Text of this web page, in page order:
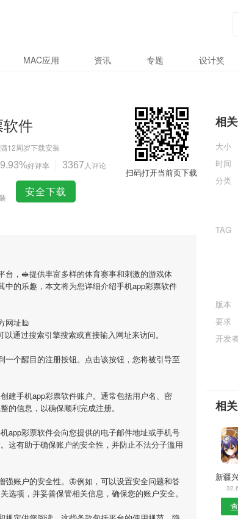
MAC应用 资讯 专题 设计奖
件
12周岁下载安装
好评率 3367 人评论
安全下载
扫码打开当前页下载
台，🥪提供丰富多样的体育赛事和刺激的游戏体
中的乐趣，本文将为您详细介绍手机app彩票软件
网址🕌
通过搜索引擎搜索或直接输入网址来访问。
一个醒目的注册按钮。点击该按钮，您将被引导至
建手机app彩票软件账户。通常包括用户名、密
的信息，以确保顺利完成注册。
app彩票软件会向您提供的电子邮件地址或手机号
这有助于确保账户的安全性，并防止不法分子滥用
强账户的安全性。🦋例如，可以设置安全问题和答
项，并妥善保管相关信息，确保您的账户安全。
相
大小
时间
分类
TAG
版本
要求
开发者
相